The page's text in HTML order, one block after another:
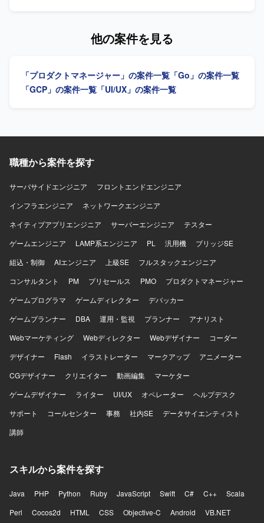
に共感し、EC体験の可能性に興味をお持ちの方を求めてい
ッチします。事業や顧客に近い距離で数値やユーザーの声
を捉えながら、主体的に開発をリードしていける方を歓迎
を前提としたiOS・Android両OSの「二刀流」開発プロセス
がら探求していくことができます。EC×ゲーム×ソーシャル
が組み合わさった複雑なドメインで、高度な状態管理やパ
フォーマンス最適化に取り組むことで、エンジニアとして
の技術力を大きく高めていただけます。 【開発環境】
Swift、Kotlin、Goを用いた開発を行い、UIフレームワーク
Android Architecture ComponentsやMVVMなどのアーキテ
クチャを活用し、XcodeおよびAndroid Studio上で開発を進
Protocol Buffersによる通信、BitriseやGitHub Actions、
Cloud Buildを用いたCI/CDを構築しています。Terraformに
よる構成管理、CrashlyticsやCloud Monitoringなどのモニタ
リング基盤、BigQueryやLooker Studioによる分析基盤、
ール群、GitHub・Slack・Notion・Figmaを組み合わせたモ
ダンな開発環境で、アジャイル開発を実践しています。
リース、効果分析まで一貫して担当し、モバイルアーキテ
続けられる方を求めています。変化の速い環境で、チーム
と連携しながら成果創出に取り組める方に適したポジショ
ム・ソーシャル領域における高難度な技術課題に取り組め
Compose、Google Cloud、gRPC、Protocol Buffers、
Bitrise、GitHub Actions、Terraform、BigQuery、Figmaな
どを使用します。
他の案件を見る
「プロダクトマネージャー」の案件一覧 「Go」の案件一覧
「GCP」の案件一覧 「UI/UX」の案件一覧
職種から案件を探す
サーバサイドエンジニア
フロントエンドエンジニア
インフラエンジニア
ネットワークエンジニア
ネイティブアプリエンジニア
サーバーエンジニア
テスター
ゲームエンジニア
LAMP系エンジニア PL 汎用機
ブリッジSE
組込・制御
AIエンジニア 上級SE
フルスタックエンジニア
コンサルタント
PM プリセールス PMO
プロダクトマネージャー
ゲームプログラマ
ゲームディレクター
デバッカー
ゲームプランナー
DBA 運用・監視 プランナー
アナリスト
Webマーケティング
Webディレクター Webデザイナー
コーダー
デザイナー
Flash イラストレーター マークアップ
アニメーター
CGデザイナー
クリエイター 動画編集
マーケター
ゲームデザイナー
ライター UI/UX オペレーター
ヘルプデスク
サポート
コールセンター 事務 社内SE
データサイエンティスト
講師
スキルから案件を探す
Java PHP Python Ruby JavaScript Swift C# C++
Scala
Perl
Cocos2d HTML CSS Objective-C Android
VB.NET